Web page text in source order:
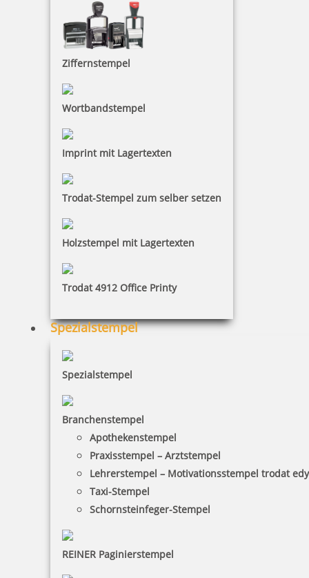
Ziffernstempel
Wortbandstempel
Imprint mit Lagertexten
Trodat-Stempel zum selber setzen
Holzstempel mit Lagertexten
Trodat 4912 Office Printy
Spezialstempel
Spezialstempel
Branchenstempel
Apothekenstempel
Praxisstempel – Arztstempel
Lehrerstempel – Motivationsstempel trodat
Taxi-Stempel
Schornsteinfeger-Stempel
REINER Paginierstempel
Jetzt gestalten
120,77 €
Jetzt gestalten
Trodat Professional 54110 Datumstempel mit Text 83x53 mm
137,27 €
Jetzt gestalten